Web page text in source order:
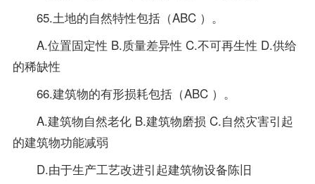
65.土地的自然特性包括（ABC ）。
A.位置固定性 B.质量差异性 C.不可再生性 D.供给
的稀缺性
66.建筑物的有形损耗包括（ABC ）。
A.建筑物自然老化 B.建筑物磨损 C.自然灾害引起
的建筑物功能减弱
D.由于生产工艺改进引起建筑物设备陈旧